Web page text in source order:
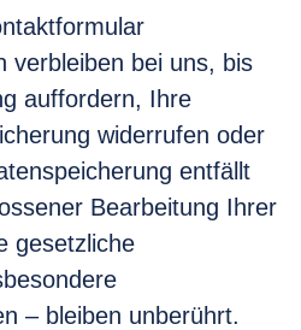
verbleiben bei uns, bis
auffordern, Ihre
widerrufen oder
entfällt
Bearbeitung Ihrer
gesetzliche
– bleiben unberührt.